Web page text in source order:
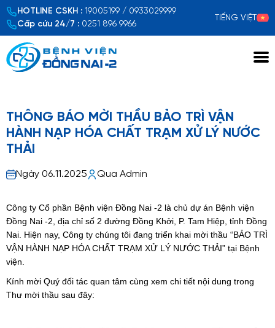
HOTLINE CSKH : 19005199 / 0933029999
Cấp cứu 24/7 : 0251 896 9966
TIẾNG VIỆT
THÔNG BÁO MỜI THẦU BẢO TRÌ VẬN
HÀNH NẠP HÓA CHẤT TRẠM XỬ LÝ NƯỚC
THẢI
Ngày 06.11.2025 Qua Admin
Công ty Cổ phần Bệnh viện Đồng Nai -2 là chủ dự án Bệnh viện
Đồng Nai -2, địa chỉ số 2 đường Đồng Khởi, P. Tam Hiệp, tỉnh Đồng
Nai. Hiện nay, Công ty chúng tôi đang triển khai mời thầu “BẢO TRÌ
VẬN HÀNH NẠP HÓA CHẤT TRẠM XỬ LÝ NƯỚC THẢI” tại Bệnh
viện.
Kính mời Quý đối tác quan tâm cùng xem chi tiết nội dung trong
Thư mời thầu sau đây: